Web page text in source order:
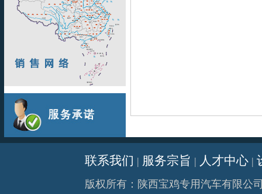
联系我们 | 服务宗旨 | 人才中心 |
版权所有：陕西宝鸡专用汽车有限公